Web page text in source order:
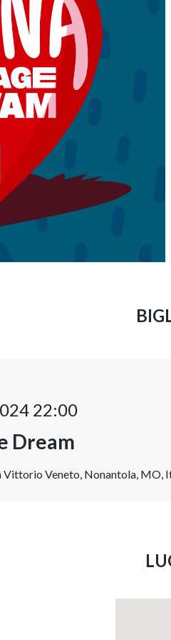
22:00
Dream
Vittorio Veneto, Nonantola, MO,